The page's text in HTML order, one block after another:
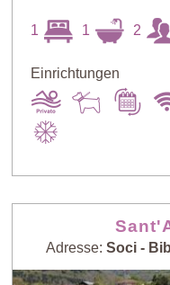
1 1 2
Einrichtungen
Adresse: Soci -